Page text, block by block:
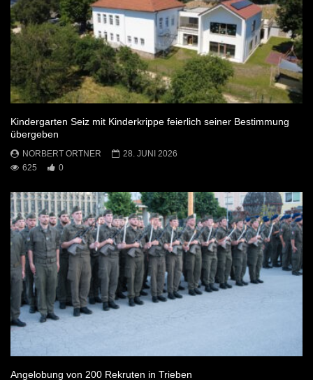
Kindergarten Seiz mit Kinderkrippe feierlich seiner Bestimmung
übergeben
NORBERT ORTNER
28. JUNI 2026
625
0
Angelobung von 200 Rekruten in Trieben